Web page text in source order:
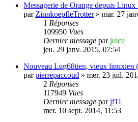
Messagerie de Orange depuis
par ZinnkoepfleTrotter» mar. 27
1 Réponses
109950 Vues
Dernier message parjuice
jeu. 29 janv. 2015, 07:54
Nouveau Lug68tien, vieux linuxien
parpierrepaccoud » mer. 23 juil.
2 Réponses
117949 Vues
Dernier message parjf11
mer. 10 sept. 2014, 11:53